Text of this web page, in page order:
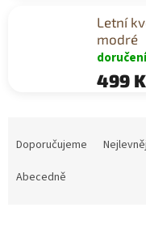
Letní
modré
499
Doporučujeme
Abecedně